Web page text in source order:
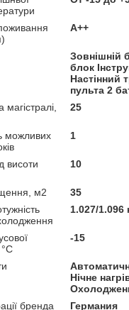
A++
Зовнішній
блок
Настінний
пульта 2
25
можливих
1
висоти
10
м2
35
1.027/1.096
-15
Нічне
бренда
Германия